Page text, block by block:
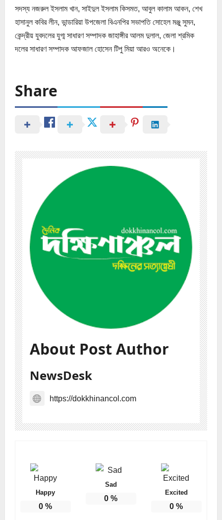
সদস্য নজরুল ইসলাম খান, সাইদুল ইসলাম কিসমত, আবুল কালাম আকন, শেখ
হাসানুল কবির লীন, ভান্ডারিয়া উপজেলা বিএনপির সভাপতি সোহেল মঞ্জু সুমন,
কেন্দ্রীয় যুবদলের যুগ্ম সাধারণ সম্পাদক জাহাঙ্গীর আলম দুলাল, জেলা শ্রমিক
দলের সাধারণ সম্পাদক আফজাল হোসেন টিপু মিয়া আরও অনেকে।
Share
About Post Author
NewsDesk
https://dokkhinancol.com
Happy
0 %
Sad
0 %
Excited
0 %